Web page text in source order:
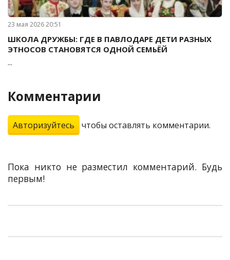
23 мая 2026 20:51
ШКОЛА ДРУЖБЫ: ГДЕ В ПАВЛОДАРЕ ДЕТИ РАЗНЫХ
ЭТНОСОВ СТАНОВЯТСЯ ОДНОЙ СЕМЬЁЙ
...
Комментарии
Авторизуйтесь чтобы оставлять комментарии.
Пока никто не разместил комментарий. Будь
первым!